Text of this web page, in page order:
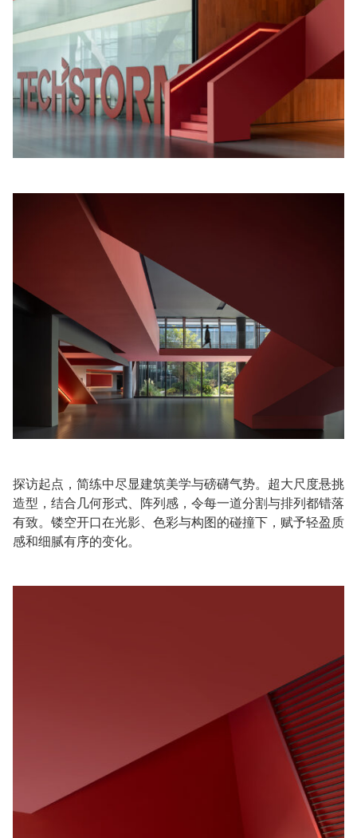
探访起点，简练中尽显建筑美学与磅礴气势。超大尺度悬挑
造型，结合几何形式、阵列感，令每一道分割与排列都错落
有致。镂空开口在光影、色彩与构图的碰撞下，赋予轻盈质
感和细腻有序的变化。